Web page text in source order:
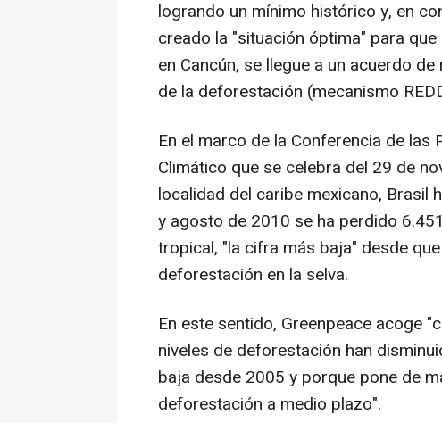
logrando un mínimo histórico y, en
creado la "situación óptima" para
en Cancún, se llegue a un acuerdo
de la deforestación (mecanismo
En el marco de la Conferencia de las
Climático que se celebra del 29 de
localidad del caribe mexicano, Brasil
y agosto de 2010 se ha perdido
tropical, "la cifra más baja" desde
deforestación en la selva.
En este sentido, Greenpeace acoge
niveles de deforestación han
baja desde 2005 y porque pone de
deforestación a medio plazo".